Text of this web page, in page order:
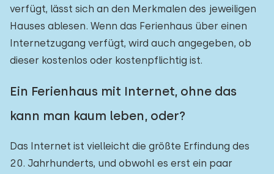
verfügt, lässt sich an den Merkmalen des jeweiligen
Hauses ablesen. Wenn das Ferienhaus über einen
Internetzugang verfügt, wird auch angegeben, ob
dieser kostenlos oder kostenpflichtig ist.
Ein Ferienhaus mit Internet, ohne das
kann man kaum leben, oder?
Das Internet ist vielleicht die größte Erfindung des
20. Jahrhunderts, und obwohl es erst ein paar